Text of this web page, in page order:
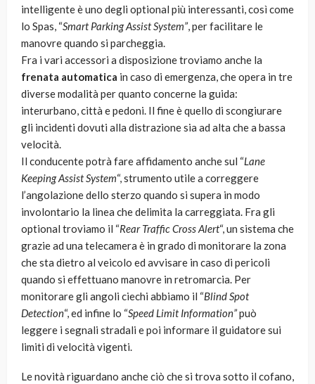
intelligente è uno degli optional più interessanti, così come
lo Spas, “Smart Parking Assist System”, per facilitare le
manovre quando si parcheggia.
Fra i vari accessori a disposizione troviamo anche la
frenata automatica in caso di emergenza, che opera in tre
diverse modalità per quanto concerne la guida:
interurbano, città e pedoni. Il fine è quello di scongiurare
gli incidenti dovuti alla distrazione sia ad alta che a bassa
velocità.
Il conducente potrà fare affidamento anche sul “Lane
Keeping Assist System“, strumento utile a correggere
l’angolazione dello sterzo quando si supera in modo
involontario la linea che delimita la carreggiata. Fra gli
optional troviamo il “Rear Traffic Cross Alert“, un sistema che
grazie ad una telecamera è in grado di monitorare la zona
che sta dietro al veicolo ed avvisare in caso di pericoli
quando si effettuano manovre in retromarcia. Per
monitorare gli angoli ciechi abbiamo il “Blind Spot
Detection“, ed infine lo “Speed Limit Information”può
leggere i segnali stradali e poi informare il guidatore sui
limiti di velocità vigenti.
Le novità riguardano anche ciò che si trova sotto il cofano,